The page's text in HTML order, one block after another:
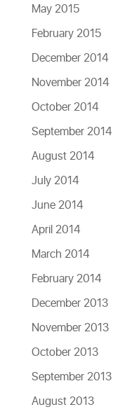
May 2015
February 2015
December 2014
November 2014
October 2014
September 2014
August 2014
July 2014
June 2014
April 2014
March 2014
February 2014
December 2013
November 2013
October 2013
September 2013
August 2013